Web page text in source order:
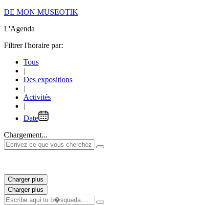
DE MON MUSEOTIK
L'Agenda
Filtrer l'horaire par:
Tous
|
Des expositions
|
Activités
|
Date
Chargement...
Charger plus
Charger plus